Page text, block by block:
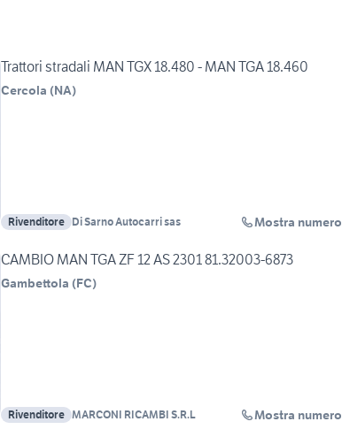
Trattori stradali MAN TGX 18.480 - MAN TGA 18.460
Cercola (NA)
Rivenditore Di Sarno Autocarri sas Mostra numero
CAMBIO MAN TGA ZF 12 AS 2301 81.32003-6873
Gambettola (FC)
Rivenditore MARCONI RICAMBI S.R.L Mostra numero